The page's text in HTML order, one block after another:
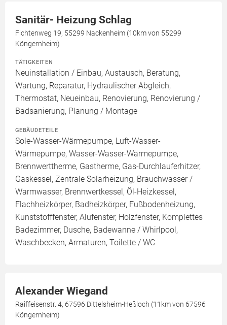
Sanitär- Heizung Schlag
Fichtenweg 19, 55299 Nackenheim (10km von 55299
Köngernheim)
TÄTIGKEITEN
Neuinstallation / Einbau, Austausch, Beratung,
Wartung, Reparatur, Hydraulischer Abgleich,
Thermostat, Neueinbau, Renovierung, Renovierung /
Badsanierung, Planung / Montage
GEBÄUDETEILE
Sole-Wasser-Wärmepumpe, Luft-Wasser-
Wärmepumpe, Wasser-Wasser-Wärmepumpe,
Brennwerttherme, Gastherme, Gas-Durchlauferhitzer,
Gaskessel, Zentrale Solarheizung, Brauchwasser /
Warmwasser, Brennwertkessel, Öl-Heizkessel,
Flachheizkörper, Badheizkörper, Fußbodenheizung,
Kunststofffenster, Alufenster, Holzfenster, Komplettes
Badezimmer, Dusche, Badewanne / Whirlpool,
Waschbecken, Armaturen, Toilette / WC
Alexander Wiegand
Raiffeisenstr. 4, 67596 Dittelsheim-Heßloch (11km von 67596
Köngernheim)